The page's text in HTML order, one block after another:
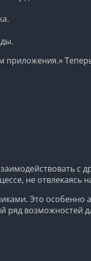
приложения.»
с
не отвлекаясь
Это особенно
ряд возможностей